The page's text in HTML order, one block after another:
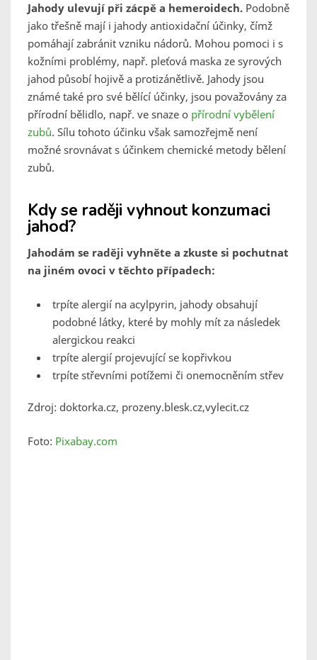
Jahody ulevují při zácpě a hemeroidech. Podobně
jako třešně mají i jahody antioxidační účinky, čímž
pomáhají zabránit vzniku nádorů. Mohou pomoci i s
kožními problémy, např. pleťová maska ze syrových
jahod působí hojivě a protizánětlivě. Jahody jsou
známé také pro své bělící účinky, jsou považovány za
přírodní bělidlo, např. ve snaze o přírodní vybělení
zubů. Sílu tohoto účinku však samozřejmě není
možné srovnávat s účinkem chemické metody bělení
zubů.
Kdy se raději vyhnout konzumaci
jahod?
Jahodám se raději vyhněte a zkuste si pochutnat
na jiném ovoci v těchto případech:
trpíte alergií na acylpyrin, jahody obsahují
podobné látky, které by mohly mít za následek
alergickou reakci
trpíte alergií projevující se kopřivkou
trpíte střevními potížemi či onemocněním střev
Zdroj: doktorka.cz, prozeny.blesk.cz,vylecit.cz
Foto: Pixabay.com